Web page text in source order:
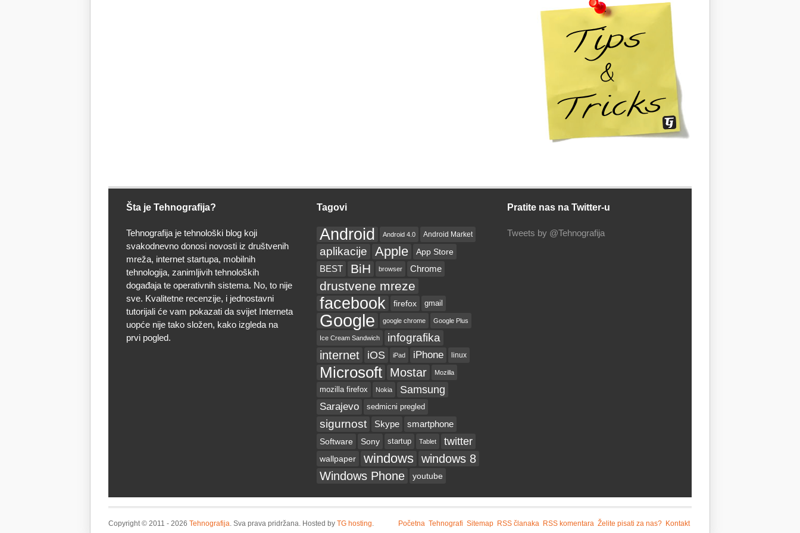
Šta je Tehnografija?
Tehnografija je tehnološki blog koji
svakodnevno donosi novosti iz društvenih
mreža, internet startupa, mobilnih
tehnologija, zanimljivih tehnoloških
događaja te operativnih sistema. No, to nije
sve. Kvalitetne recenzije, i jednostavni
tutorijali će vam pokazati da svijet Interneta
uopće nije tako složen, kako izgleda na
prvi pogled.
Tagovi
Android Android 4.0 Android Market
aplikacije Apple App Store
BEST BiH browser Chrome
drustvene mreze
facebook firefox gmail
Google google chrome Google Plus
Ice Cream Sandwich infografika
internet iOS iPad iPhone linux
Microsoft Mostar Mozilla
mozilla firefox Nokia Samsung
Sarajevo sedmicni pregled
sigurnost Skype smartphone
Software Sony startup Tablet twitter
wallpaper windows windows 8
Windows Phone
youtube
Pratite nas na Twitter-u
Tweets by @Tehnografija
Copyright © 2011 - 2026 Tehnografija. Sva prava pridržana. Hosted by TG hosting. Početna Tehnografi Sitemap RSS članaka RSS komentara Želite pisati za nas? Kontakt